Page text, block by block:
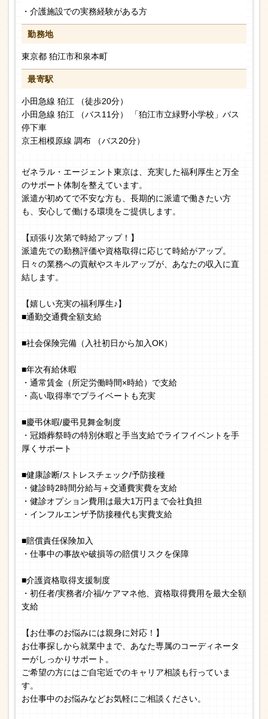
・介護施設での実務経験がある方
勤務地
東京都 狛江市和泉本町
最寄駅
小田急線 狛江 （徒歩20分）
小田急線 狛江 （バス11分） 「狛江市立緑野小学校」バス
停下車
京王相模原線 調布 （バス20分）
ゼネラル・エージェント東京は、充実した福利厚生と万全
のサポート体制を整えています。
派遣が初めてで不安な方も、長期的に派遣で働きたい方
も、安心して働ける環境をご提供します。
【頑張り次第で時給アップ！】
派遣先での勤務評価や資格取得に応じて時給がアップ。
日々の業務への貢献やスキルアップが、あなたの収入に直
結します。
【嬉しい充実の福利厚生♪】
■通勤交通費全額支給
■社会保険完備（入社初日から加入OK）
■年次有給休暇
・通常賃金（所定労働時間×時給）で支給
・高い取得率でプライベートも充実
■慶弔休暇/慶弔見舞金制度
・冠婚葬祭時の特別休暇と手当支給でライフイベントを手
厚くサポート
■健康診断/ストレスチェック/予防接種
・健診時2時間分給与＋交通費実費を支給
・健診オプション費用は最大1万円まで会社負担
・インフルエンザ予防接種代も実費支給
■賠償責任保険加入
・仕事中の事故や破損等の賠償リスクを保障
■介護資格取得支援制度
・初任者/実務者/介福/ケアマネ他、資格取得費用を最大全額
支給
【お仕事のお悩みには親身に対応！】
お仕事探しから就業中まで、あなた専属のコーディネータ
ーがしっかりサポート。
ご希望の方にはご自宅近でのキャリア相談も行っていま
す。
お仕事中のお悩みなどお気軽にご相談ください。